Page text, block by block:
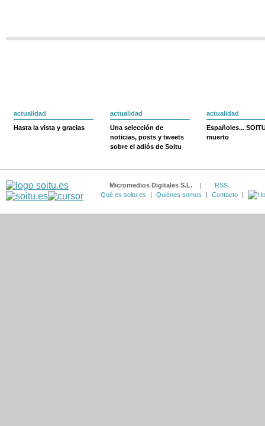
actualidad
Hasta la vista y gracias
actualidad
Una selección de
noticias, posts y tweets
sobre el adiós de Soitu
actualidad
Españoles...
muerto
Micromedios Digitales S.L. |
RSS
Qué es soitu.es
| Quiénes somos | Contacto |